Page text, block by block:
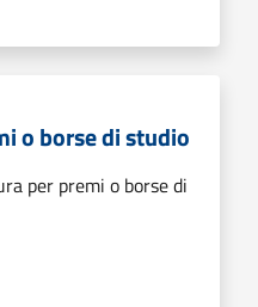
o borse di studio
per premi o borse di